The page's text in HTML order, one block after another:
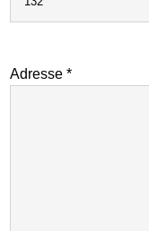
Adresse *